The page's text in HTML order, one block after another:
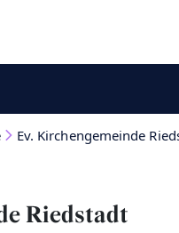
Ev. Kirchengemeinde
Riedstadt